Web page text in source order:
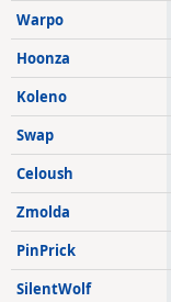
Warpo
Hoonza
Koleno
Swap
Celoush
Zmolda
PinPrick
SilentWolf